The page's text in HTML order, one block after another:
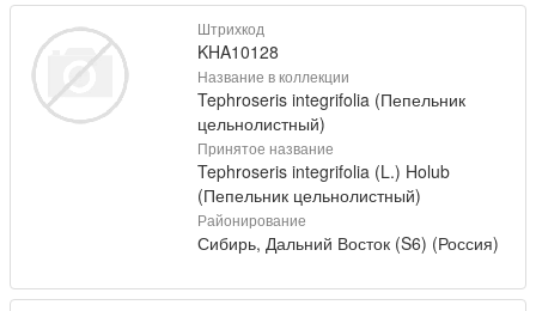
Штрихкод
KHA10128
Название в коллекции
Tephroseris integrifolia (Пепельник
цельнолистный)
Принятое название
Tephroseris integrifolia (L.) Holub
(Пепельник цельнолистный)
Районирование
Сибирь, Дальний Восток (S6) (Россия)